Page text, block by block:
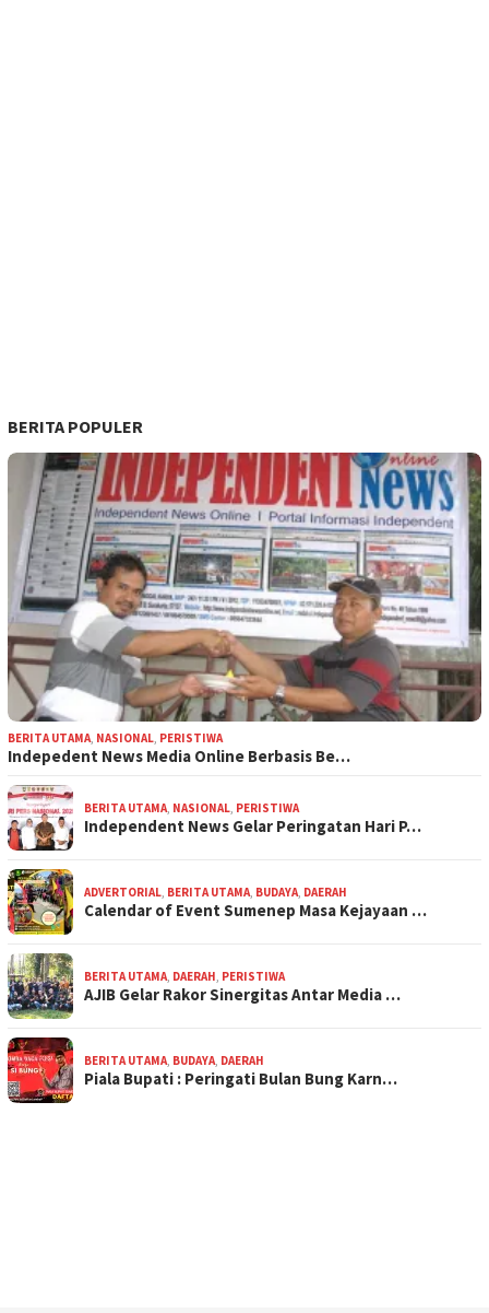
BERITA POPULER
BERITA UTAMA, NASIONAL, PERISTIWA
Indepedent News Media Online Berbasis Be…
BERITA UTAMA, NASIONAL, PERISTIWA
Independent News Gelar Peringatan Hari P…
ADVERTORIAL, BERITA UTAMA, BUDAYA, DAERAH
Calendar of Event Sumenep Masa Kejayaan …
BERITA UTAMA, DAERAH, PERISTIWA
AJIB Gelar Rakor Sinergitas Antar Media …
BERITA UTAMA, BUDAYA, DAERAH
Piala Bupati : Peringati Bulan Bung Karn…